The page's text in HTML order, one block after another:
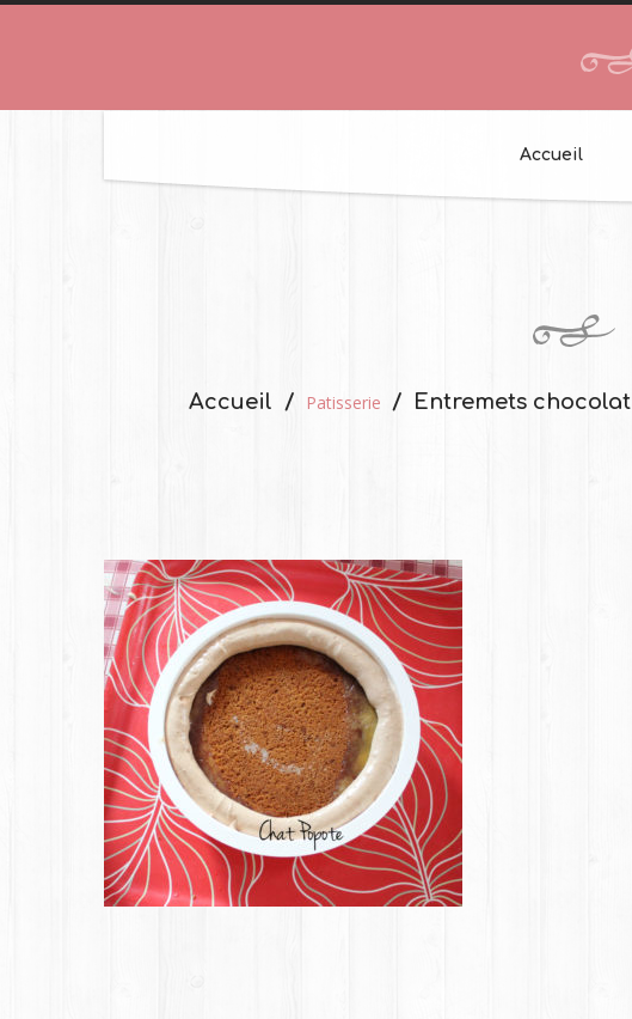
Accueil
Accueil Patisserie Entremets